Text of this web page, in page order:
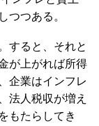
つつある。
すると、それと
が上がれば所得
企業はインフレ
法人税収が増え
もたらしてき